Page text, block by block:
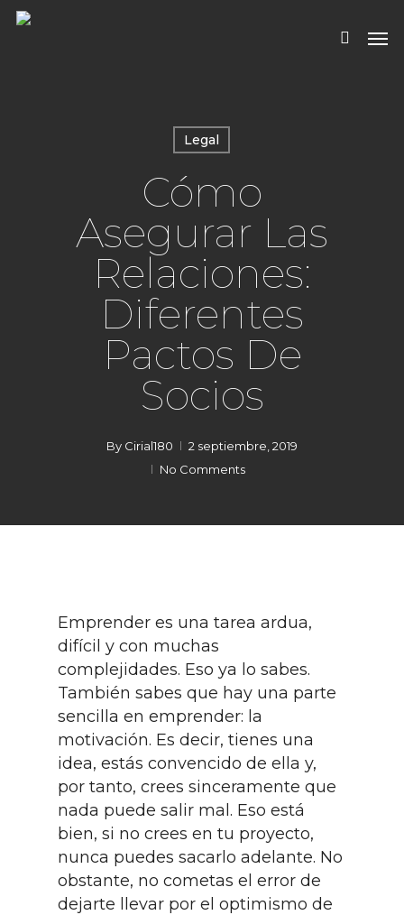
Skip
search
Legal
Cómo
Asegurar Las
Relaciones:
Diferentes
Pactos De
Socios
By Cirial180
2 septiembre, 2019
No Comments
Emprender es una tarea ardua,
difícil y con muchas
complejidades. Eso ya lo sabes.
También sabes que hay una parte
sencilla en emprender: la
motivación. Es decir, tienes una
idea, estás convencido de ella y,
por tanto, crees sinceramente que
nada puede salir mal. Eso está
bien, si no crees en tu proyecto,
nunca puedes sacarlo adelante. No
obstante, no cometas el error de
dejarte llevar por el optimismo de